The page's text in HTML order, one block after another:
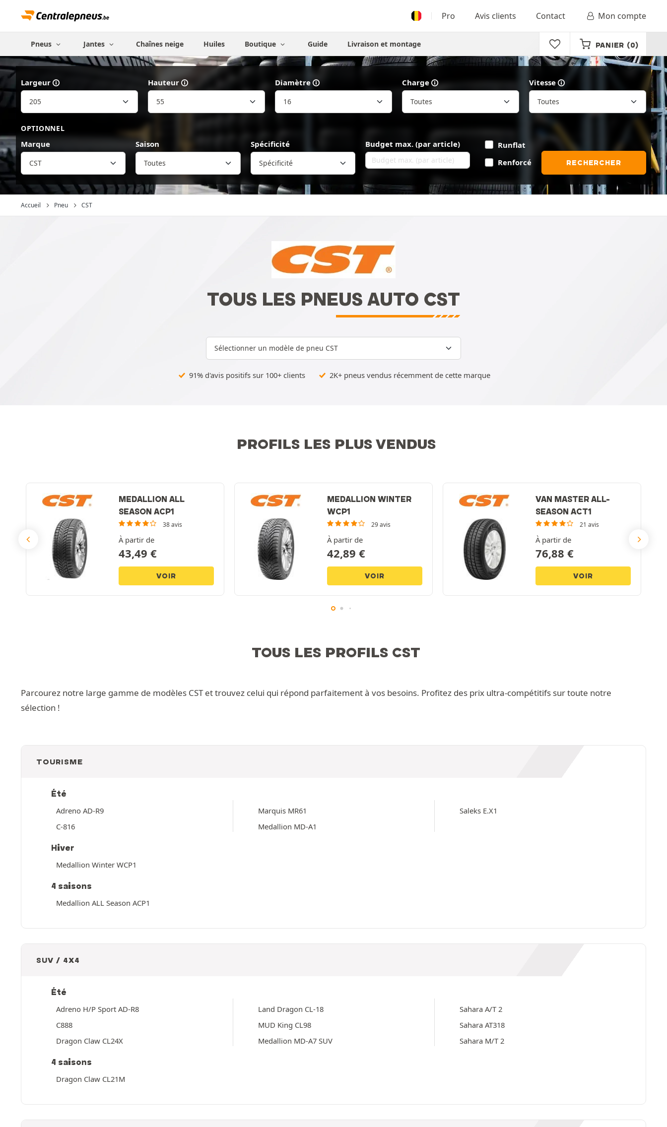
Pro Avis clients Contact Mon compte
Pneus Jantes Chaînes neige Huiles Boutique Guide Livraison et montage PANIER (0)
Largeur Hauteur Diamètre Charge Vitesse
OPTIONNEL
Marque
CST
Saison Spécificité
Spécificité
Budget max. (par article)
Runflat
Renforcé
RECHERCHER
Accueil Pneu CST
TOUS LES PNEUS AUTO CST
Sélectionner un modèle de pneu CST
91% d'avis positifs sur 100+ clients 2K+ pneus vendus récemment de cette marque
PROFILS LES PLUS VENDUS
MEDALLION ALL
SEASON ACP1
38 avis
À partir de
43,49 €
VOIR
MEDALLION WINTER
WCP1
29 avis
À partir de
42,89 €
VOIR
VAN MASTER ALL-
SEASON ACT1
21 avis
À partir de
76,88 €
VOIR
TOUS LES PROFILS CST
Parcourez notre large gamme de modèles CST et trouvez celui qui répond parfaitement à vos besoins. Profitez des prix ultra-compétitifs sur toute notre
sélection !
TOURISME
Été
Adreno AD-R9
C-816
Marquis MR61
Medallion MD-A1
Saleks E.X1
Hiver
Medallion Winter WCP1
4 saisons
Medallion ALL Season ACP1
SUV / 4X4
Été
Adreno H/P Sport AD-R8
C888
Dragon Claw CL24X
Land Dragon CL-18
MUD King CL98
Medallion MD-A7 SUV
Sahara A/T 2
Sahara AT318
Sahara M/T 2
4 saisons
Dragon Claw CL21M